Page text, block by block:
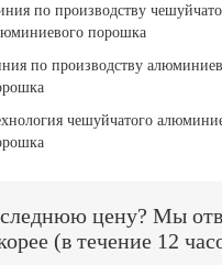
по производству
порошка
по производству
чешуйчатого
цену? Мы
(в течение 12